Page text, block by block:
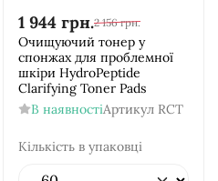
1 944 грн.2 156 грн.
Очищуючий тонер у
спонжах для проблемної
шкіри HydroPeptide
Clarifying Toner Pads
В наявностіАртикул RCT
Кількість в упаковці